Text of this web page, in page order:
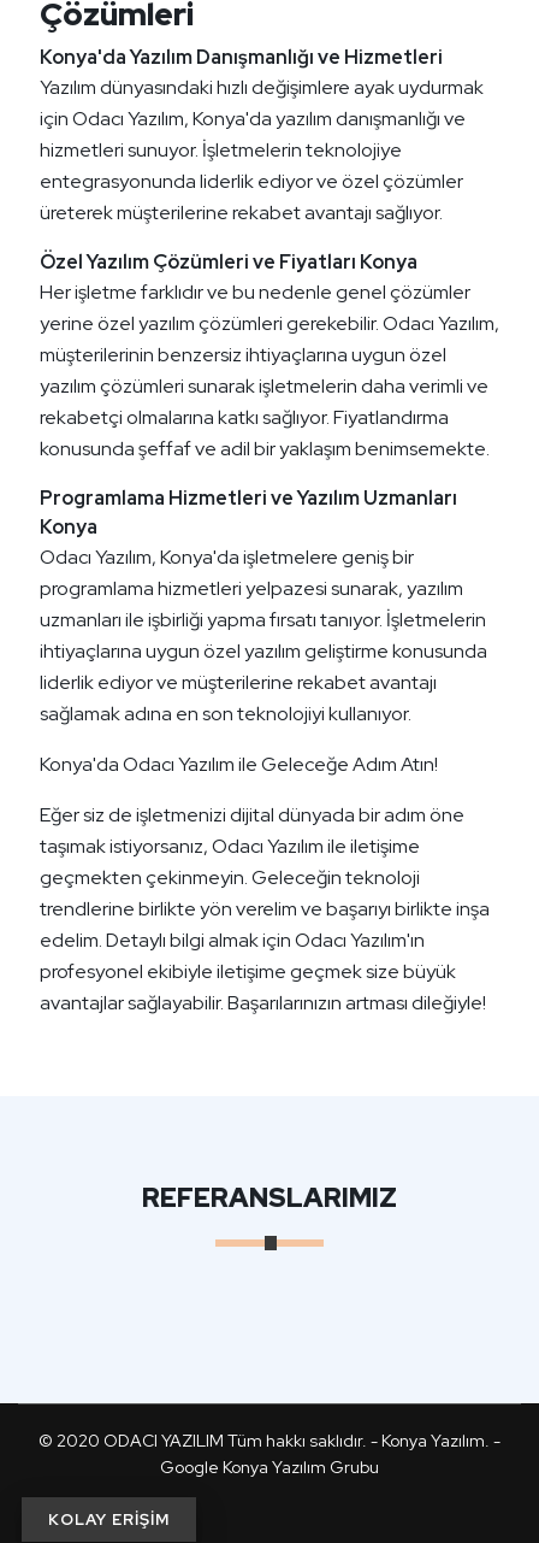
Çözümleri
Konya'da Yazılım Danışmanlığı ve Hizmetleri
Yazılım dünyasındaki hızlı değişimlere ayak uydurmak
için Odacı Yazılım, Konya'da yazılım danışmanlığı ve
hizmetleri sunuyor. İşletmelerin teknolojiye
entegrasyonunda liderlik ediyor ve özel çözümler
üreterek müşterilerine rekabet avantajı sağlıyor.
Özel Yazılım Çözümleri ve Fiyatları Konya
Her işletme farklıdır ve bu nedenle genel çözümler
yerine özel yazılım çözümleri gerekebilir. Odacı Yazılım,
müşterilerinin benzersiz ihtiyaçlarına uygun özel
yazılım çözümleri sunarak işletmelerin daha verimli ve
rekabetçi olmalarına katkı sağlıyor. Fiyatlandırma
konusunda şeffaf ve adil bir yaklaşım benimsemekte.
Programlama Hizmetleri ve Yazılım Uzmanları
Konya
Odacı Yazılım, Konya'da işletmelere geniş bir
programlama hizmetleri yelpazesi sunarak, yazılım
uzmanları ile işbirliği yapma fırsatı tanıyor. İşletmelerin
ihtiyaçlarına uygun özel yazılım geliştirme konusunda
liderlik ediyor ve müşterilerine rekabet avantajı
sağlamak adına en son teknolojiyi kullanıyor.
Konya'da Odacı Yazılım ile Geleceğe Adım Atın!
Eğer siz de işletmenizi dijital dünyada bir adım öne
taşımak istiyorsanız, Odacı Yazılım ile iletişime
geçmekten çekinmeyin. Geleceğin teknoloji
trendlerine birlikte yön verelim ve başarıyı birlikte inşa
edelim. Detaylı bilgi almak için Odacı Yazılım'ın
profesyonel ekibiyle iletişime geçmek size büyük
avantajlar sağlayabilir. Başarılarınızın artması dileğiyle!
REFERANSLARIMIZ
© 2020 ODACI YAZILIM Tüm hakkı saklıdır. - Konya Yazılım. -
Google Konya Yazılım Grubu
KOLAY ERİŞİM